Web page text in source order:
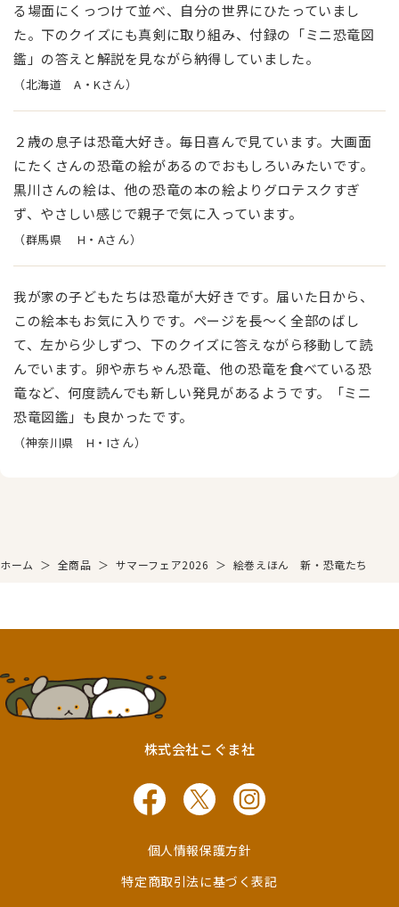
る場面にくっつけて並べ、自分の世界にひたっていまし
た。下のクイズにも真剣に取り組み、付録の「ミニ恐竜図
鑑」の答えと解説を見ながら納得していました。
（北海道 A・Kさん）
２歳の息子は恐竜大好き。毎日喜んで見ています。大画面
にたくさんの恐竜の絵があるのでおもしろいみたいです。
黒川さんの絵は、他の恐竜の本の絵よりグロテスクすぎ
ず、やさしい感じで親子で気に入っています。
（群馬県 H・Aさん）
我が家の子どもたちは恐竜が大好きです。届いた日から、
この絵本もお気に入りです。ページを長〜く全部のばし
て、左から少しずつ、下のクイズに答えながら移動して読
んでいます。卵や赤ちゃん恐竜、他の恐竜を食べている恐
竜など、何度読んでも新しい発見があるようです。「ミニ
恐竜図鑑」も良かったです。
（神奈川県 H・Iさん）
ホーム ＞ 全商品 ＞ サマーフェア2026 ＞ 絵巻えほん 新・恐竜たち
株式会社こぐま社
個人情報保護方針
特定商取引法に基づく表記